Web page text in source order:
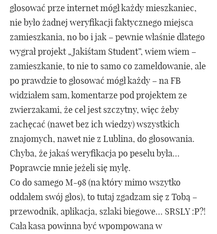
głosować prze internet mógł każdy mieszkaniec,
nie było żadnej weryfikacji faktycznego miejsca
zamieszkania, no bo i jak – pewnie właśnie dlatego
wygrał projekt „Jakiśtam Student”, wiem wiem –
zamieszkanie, to nie to samo co zameldowanie, ale
po prawdzie to głosować mógł każdy – na FB
widziałem sam, komentarze pod projektem ze
zwierzakami, że cel jest szczytny, więc żeby
zachęcać (nawet bez ich wiedzy) wszystkich
znajomych, nawet nie z Lublina, do głosowania.
Chyba, że jakaś weryfikacja po peselu była…
Poprawcie mnie jeżeli się mylę.
Co do samego M-98 (na który mimo wszytko
oddałem swój głos), to tutaj zgadzam się z Tobą –
przewodnik, aplikacja, szlaki biegowe… SRSLY :P?!
Cała kasa powinna być wpompowana w